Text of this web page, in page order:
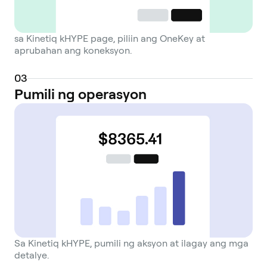
sa Kinetiq kHYPE page, piliin ang OneKey at
aprubahan ang koneksyon.
03
Pumili ng operasyon
Sa Kinetiq kHYPE, pumili ng aksyon at ilagay ang mga
detalye.